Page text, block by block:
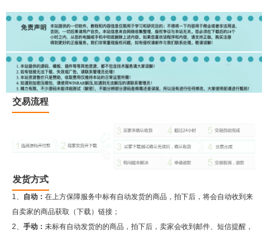
交易流程
发货方式
1、 自动： 在上方保障服务中标有自动发货的商品，拍下后，将会自动收到来
自卖家的商品获取（下载）链接；
2、 手动： 未标有自动发货的的商品，拍下后，卖家会收到邮件、短信提醒，